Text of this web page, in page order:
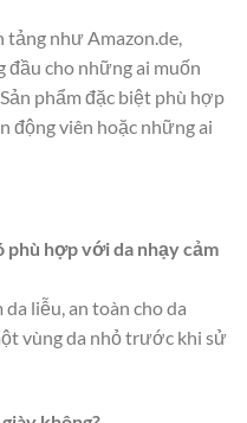
như Amazon.de,
đầu cho những ai muốn
phẩm đặc biệt phù hợp
động viên hoặc những ai
phù hợp với da nhạy cảm
liễu, an toàn cho da
vùng da nhỏ trước khi sử